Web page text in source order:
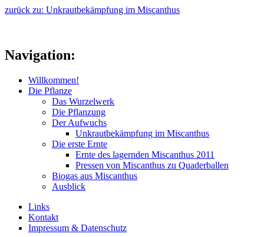
zurück zu: Unkrautbekämpfung im Miscanthus
Navigation:
Willkommen!
Die Pflanze
Das Wurzelwerk
Die Pflanzung
Der Aufwuchs
Unkrautbekämpfung im Miscanthus
Die erste Ernte
Ernte des lagernden Miscanthus 2011
Pressen von Miscanthus zu Quaderballen
Biogas aus Miscanthus
Ausblick
Links
Kontakt
Impressum & Datenschutz